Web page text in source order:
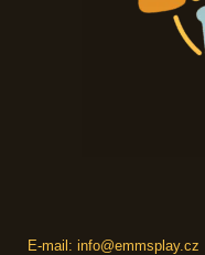
E-mail: info@emmsplay.cz